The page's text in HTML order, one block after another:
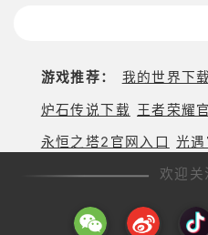
游戏推荐： 我的世界下
炉石传说下载 王者荣耀
永恒之塔2官网入口
光遇
欢迎关